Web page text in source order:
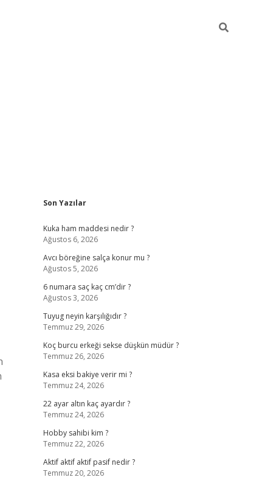
Sidebar
Son Yazılar
Kuka ham maddesi nedir ?
Ağustos 6, 2026
Avcı böreğine salça konur mu ?
Ağustos 5, 2026
6 numara saç kaç cm’dir ?
Ağustos 3, 2026
Tuyug neyin karşılığıdır ?
Temmuz 29, 2026
Koç burcu erkeği sekse düşkün müdür ?
Temmuz 26, 2026
Kasa eksi bakiye verir mi ?
Temmuz 24, 2026
22 ayar altın kaç ayardır ?
Temmuz 24, 2026
Hobby sahibi kim ?
Temmuz 22, 2026
Aktif aktif aktif pasif nedir ?
Temmuz 20, 2026